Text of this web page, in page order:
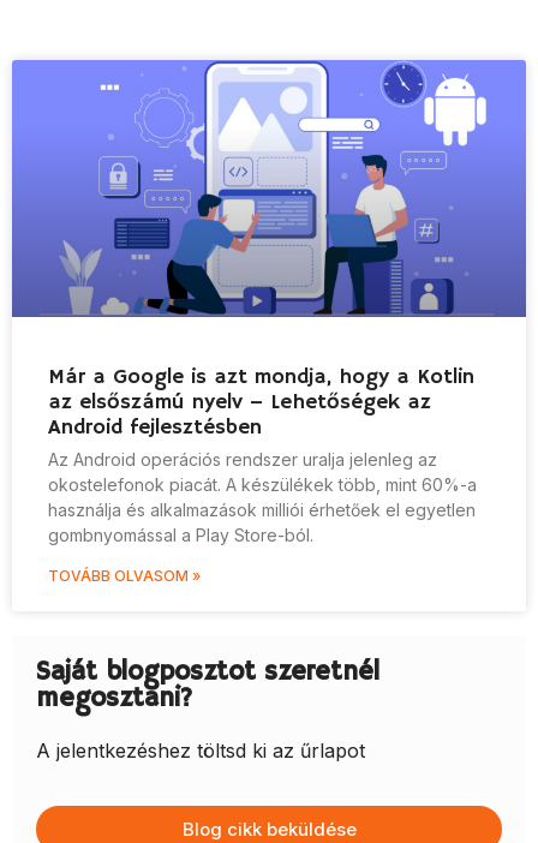
Már a Google is azt mondja, hogy a Kotlin
az elsőszámú nyelv – Lehetőségek az
Android fejlesztésben
Az Android operációs rendszer uralja jelenleg az
okostelefonok piacát. A készülékek több, mint 60%-a
használja és alkalmazások milliói érhetőek el egyetlen
gombnyomással a Play Store-ból.
TOVÁBB OLVASOM »
Saját blogposztot szeretnél
megosztani?
A jelentkezéshez töltsd ki az űrlapot
Blog cikk beküldése